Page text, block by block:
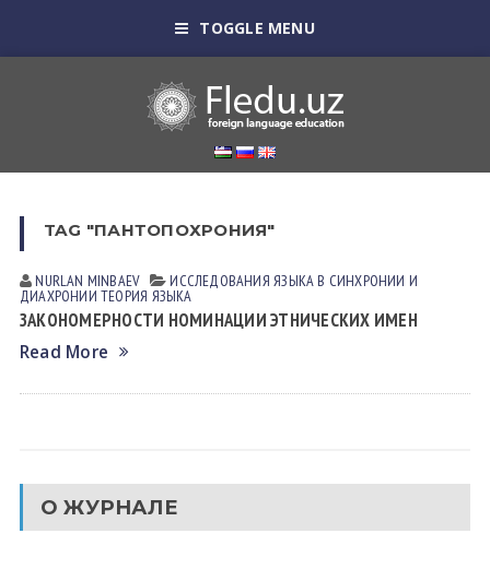
TOGGLE MENU
TAG "ПАНТОПОХРОНИЯ"
NURLAN MINBАEV ИССЛЕДОВАНИЯ ЯЗЫКА В СИНХРОНИИ И
ДИАХРОНИИ ТЕОРИЯ ЯЗЫКА
ЗАКОНОМЕРНОСТИ НОМИНАЦИИ ЭТНИЧЕСКИХ ИМЕН
Read More
О ЖУРНАЛЕ